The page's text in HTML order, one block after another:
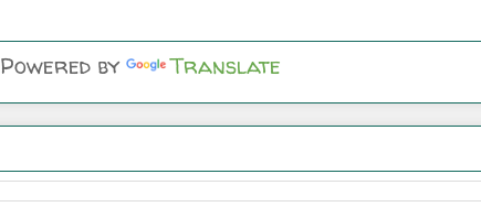
Powered by Translate